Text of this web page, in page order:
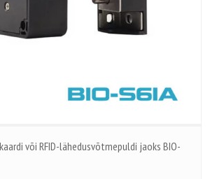
või RFID-lähedusvõtmepuldi jaoks BIO-